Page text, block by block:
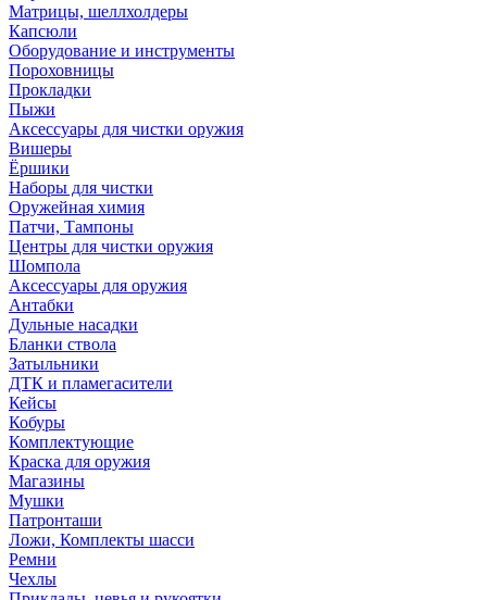
Матрицы, шеллхолдеры
Капсюли
Оборудование и инструменты
Пороховницы
Прокладки
Пыжи
Аксессуары для чистки оружия
Вишеры
Ёршики
Наборы для чистки
Оружейная химия
Патчи, Тампоны
Центры для чистки оружия
Шомпола
Аксессуары для оружия
Антабки
Дульные насадки
Бланки ствола
Затыльники
ДТК и пламегасители
Кейсы
Кобуры
Комплектующие
Краска для оружия
Магазины
Мушки
Патронташи
Ложи, Комплекты шасси
Ремни
Чехлы